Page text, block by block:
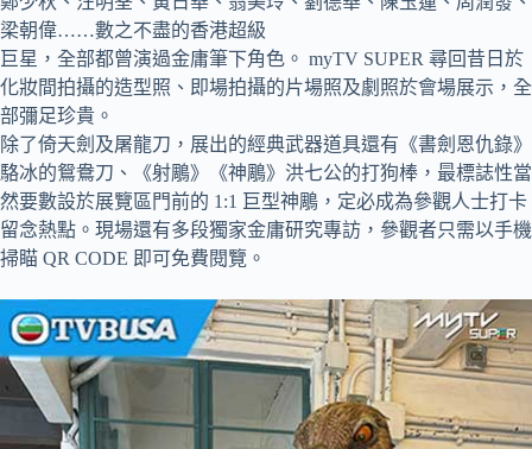
梁朝偉……數之不盡的香港超級
巨星，全部都曾演過金庸筆下角色。 myTV SUPER 尋回昔日於
化妝間拍攝的造型照、即場拍攝的片場照及劇照於會場展示，全
部彌足珍貴。
除了倚天劍及屠龍刀，展出的經典武器道具還有《書劍恩仇錄》
駱冰的鴛鴦刀、《射鵰》《神鵰》洪七公的打狗棒，最標誌性當
然要數設於展覽區門前的 1:1 巨型神鵰，定必成為參觀人士打卡
留念熱點。現場還有多段獨家金庸研究專訪，參觀者只需以手機
掃瞄 QR CODE 即可免費閱覽。